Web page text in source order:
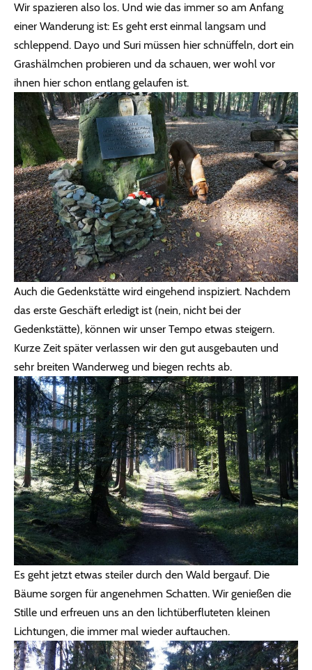
Wir spazieren also los. Und wie das immer so am Anfang
einer Wanderung ist: Es geht erst einmal langsam und
schleppend. Dayo und Suri müssen hier schnüffeln, dort ein
Grashälmchen probieren und da schauen, wer wohl vor
ihnen hier schon entlang gelaufen ist.
Auch die Gedenkstätte wird eingehend inspiziert. Nachdem
das erste Geschäft erledigt ist (nein, nicht bei der
Gedenkstätte), können wir unser Tempo etwas steigern.
Kurze Zeit später verlassen wir den gut ausgebauten und
sehr breiten Wanderweg und biegen rechts ab.
Es geht jetzt etwas steiler durch den Wald bergauf. Die
Bäume sorgen für angenehmen Schatten. Wir genießen die
Stille und erfreuen uns an den lichtüberfluteten kleinen
Lichtungen, die immer mal wieder auftauchen.